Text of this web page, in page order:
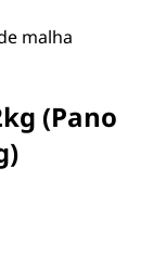
malha
(Pano